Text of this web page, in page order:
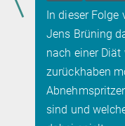
In dieser Folge
Jens Brüning
nach einer
zurückhaben
sind und